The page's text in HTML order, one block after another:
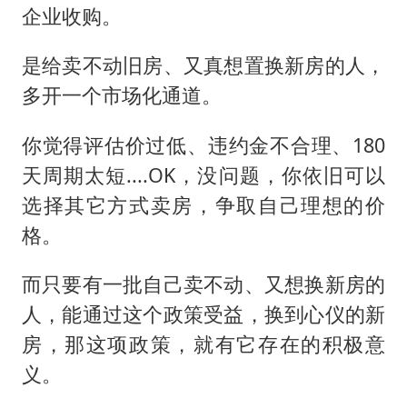
企业收购。
是给卖不动旧房、又真想置换新房的人，
多开一个市场化通道。
你觉得评估价过低、违约金不合理、180
天周期太短....OK，没问题，你依旧可以
选择其它方式卖房，争取自己理想的价
格。
而只要有一批自己卖不动、又想换新房的
人，能通过这个政策受益，换到心仪的新
房，那这项政策，就有它存在的积极意
义。